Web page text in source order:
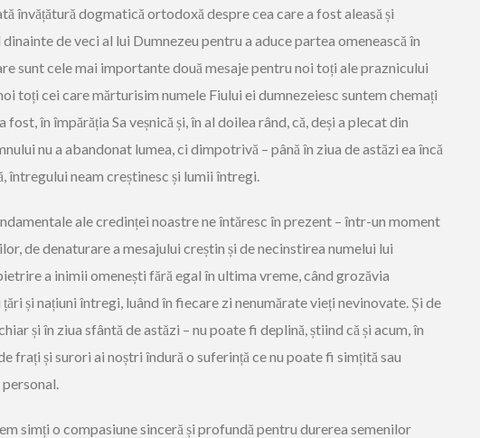
învățătură dogmatică ortodoxă despre cea care a fost aleasă și
de veci al lui Dumnezeu pentru a aduce partea omenească în
sunt cele mai importante două mesaje pentru noi toți ale praznicului
toți cei care mărturisim numele Fiului ei dumnezeiesc suntem chemați
în împărăția Sa veșnică și, în al doilea rând, că, deși a plecat din
nu a abandonat lumea, ci dimpotrivă – până în ziua de astăzi ea încă
întregului neam creștinesc și lumii întregi.
ale credinței noastre ne întăresc în prezent – într-un moment
de denaturare a mesajului creștin și de necinstirea numelui lui
a inimii omenești fără egal în ultima vreme, când grozăvia
și națiuni întregi, luând în fiecare zi nenumărate vieți nevinovate. Și de
și în ziua sfântă de astăzi – nu poate fi deplină, știind că și acum, în
frați și surori ai noștri îndură o suferință ce nu poate fi simțită sau
simți o compasiune sinceră și profundă pentru durerea semenilor